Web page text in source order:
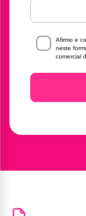
Afirmo e
neste
comercial